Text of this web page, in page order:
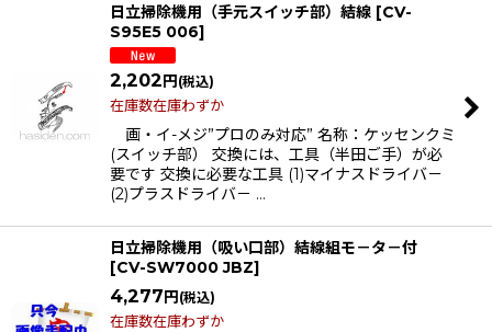
日立掃除機用（手元スイッチ部）結線 [CV-
S95E5 006]
2,202円 (税込)
在庫数在庫わずか
画・イ-メジ”プロのみ対応” 名称：ケッセンクミ
(スイッチ部） 交換には、工具（半田ご手）が必
要です 交換に必要な工具 (1)マイナスドライバ－
(2)プラスドライバ－ …
日立掃除機用（吸い口部）結線組モ－タ－付
[CV-SW7000 JBZ]
4,277円 (税込)
在庫数在庫わずか